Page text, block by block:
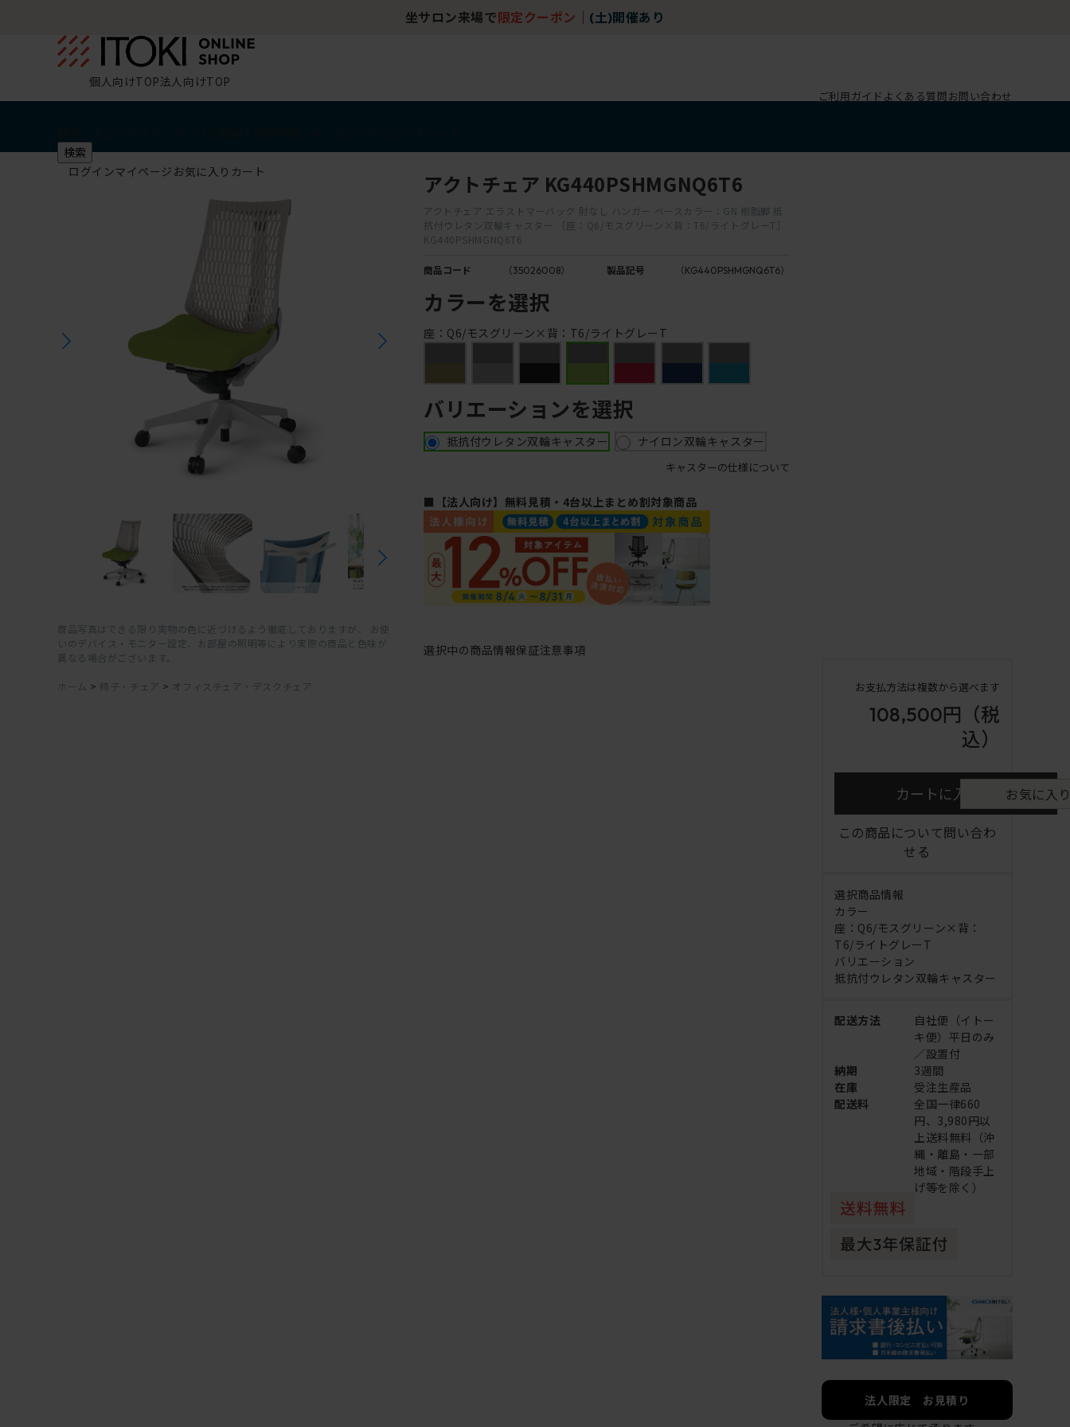
坐サロン来場で 限定クーポン (土)開催あり
個人向けTOP法人向けTOP
ご利用ガイド よくある質問お問い合わせ
検索
ログインマイページ お気に入り カート
商品写真はできる限り実物の色に近づけるよう徹底しておりますが、 お使
いのデバイス・モニター設定、お部屋の照明等により実際の商品と色味が
異なる場合がございます。
ホーム > 椅子・チェア > オフィスチェア・デスクチェア
アクトチェア KG440PSHMGNQ6T6
アクトチェア エラストマーバック 肘なし ハンガー ベースカラー：GN 樹脂脚 抵
抗付ウレタン双輪キャスター ［座：Q6/モスグリーン×背：T6/ライトグレーT］
KG440PSHMGNQ6T6
商品コード （35026008） 製品記号 （KG440PSHMGNQ6T6）
カラーを選択
座：Q6/モスグリーン×背：T6/ライトグレーT
バリエーションを選択
抵抗付ウレタン双輪キャスター ナイロン双輪キャスター
キャスターの仕様について
■【法人向け】無料見積・4台以上まとめ割対象商品
選択中の商品情報保証注意事項
お支払方法は複数から選べます
108,500円 （税
込）
カートに入れる お気に入
この商品について問い合わ
せる
選択商品情報
カラー
座：Q6/モスグリーン×背：
T6/ライトグレーT
バリエーション
抵抗付ウレタン双輪キャスター
配送方法
自社便（イトー
キ便）平日のみ
／設置付
納期
3週間
在庫
受注生産品
配送料
全国一律660
円、3,980円以
上送料無料（沖
縄・離島・一部
地域・階段手上
げ等を除く）
法人限定 お見積り